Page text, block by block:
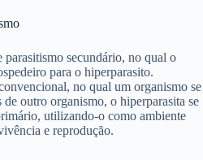
secundário, no qual o
para o hiperparasito.
no qual um organismo se
de outro organismo, o hiperparasita se
utilizando-o como ambiente
e reprodução.